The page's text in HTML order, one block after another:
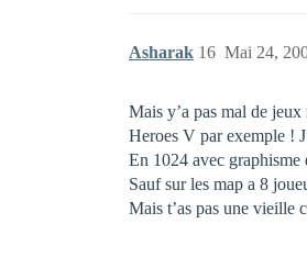
Asharak Mai 24,
16
Mais y’a pas mal de
Heroes V par exemple !
En 1024 avec
Sauf sur les map a 8
Mais t’as pas une